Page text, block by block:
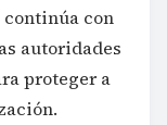
continúa con
autoridades
proteger a